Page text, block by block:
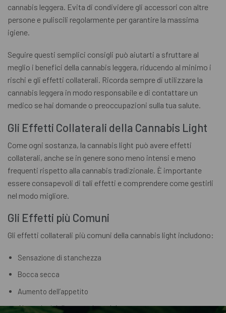
cannabis leggera. Evita di condividere gli accessori con altre
persone e puliscili regolarmente per garantire la massima
igiene.
Seguire questi semplici consigli può aiutarti a sfruttare al
meglio i benefici della cannabis leggera, riducendo al minimo i
rischi e gli effetti collaterali. Ricorda sempre di utilizzare la
cannabis leggera in modo responsabile e di contattare un
medico se hai domande o preoccupazioni sulla tua salute.
Gli Effetti Collaterali della Cannabis Light
Come ogni sostanza, la cannabis light può avere effetti
collaterali, anche se in genere sono meno intensi e meno
frequenti rispetto alla cannabis tradizionale. È importante
essere consapevoli di tali effetti e comprendere come gestirli
nel modo migliore.
Gli Effetti più Comuni
Gli effetti collaterali più comuni della cannabis light includono:
Sensazione di stanchezza
Bocca secca
Aumento dell’appetito
Alterazioni della percezione del tempo